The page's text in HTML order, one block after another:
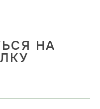
НА